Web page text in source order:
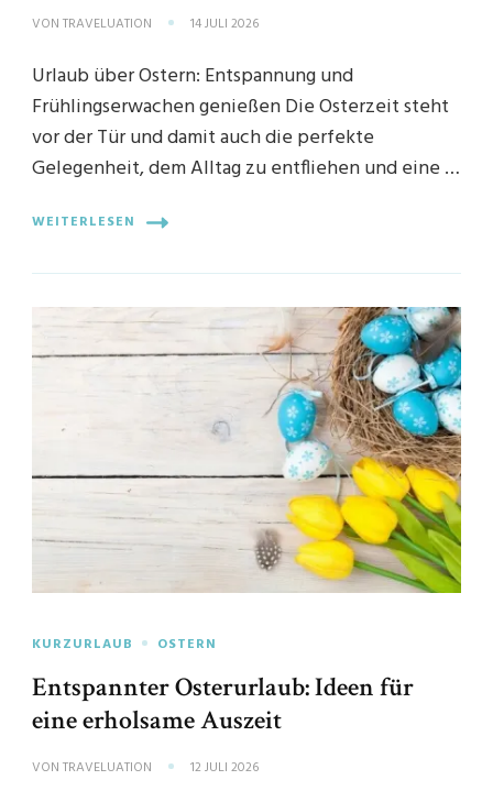
VON TRAVELUATION 14 JULI 2026
Urlaub über Ostern: Entspannung und
Frühlingserwachen genießen Die Osterzeit steht
vor der Tür und damit auch die perfekte
Gelegenheit, dem Alltag zu entfliehen und eine …
WEITERLESEN
KURZURLAUB OSTERN
Entspannter Osterurlaub: Ideen für
eine erholsame Auszeit
VON TRAVELUATION 12 JULI 2026